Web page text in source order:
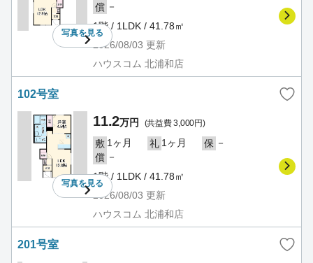
写真を見る
償 －
1階 / 1LDK / 41.78㎡
2026/08/03 更新
ハウスコム 北浦和店
102号室
写真を見る
11.2万円 (共益費 3,000円)
敷 1ヶ月 礼 1ヶ月 保 －
償 －
1階 / 1LDK / 41.78㎡
2026/08/03 更新
ハウスコム 北浦和店
201号室